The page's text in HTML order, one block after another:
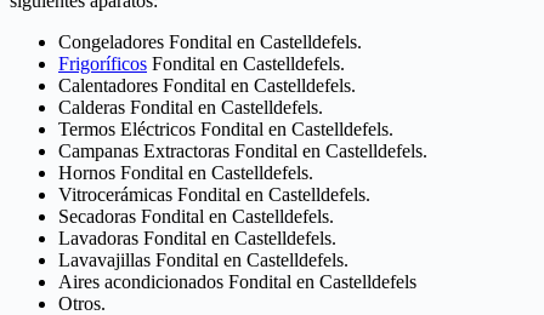
Congeladores Fondital en Castelldefels.
Frigoríficos Fondital en Castelldefels.
Calentadores Fondital en Castelldefels.
Calderas Fondital en Castelldefels.
Termos Eléctricos Fondital en Castelldefels.
Campanas Extractoras Fondital en Castelldefels.
Hornos Fondital en Castelldefels.
Vitrocerámicas Fondital en Castelldefels.
Secadoras Fondital en Castelldefels.
Lavadoras Fondital en Castelldefels.
Lavavajillas Fondital en Castelldefels.
Aires acondicionados Fondital en Castelldefels
Otros.